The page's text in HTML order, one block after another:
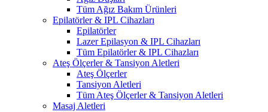
Tüm Ağız Bakım Ürünleri
Epilatörler & IPL Cihazları
Epilatörler
Lazer Epilasyon & IPL Cihazları
Tüm Epilatörler & IPL Cihazları
Ateş Ölçerler & Tansiyon Aletleri
Ateş Ölçerler
Tansiyon Aletleri
Tüm Ateş Ölçerler & Tansiyon Aletleri
Masaj Aletleri